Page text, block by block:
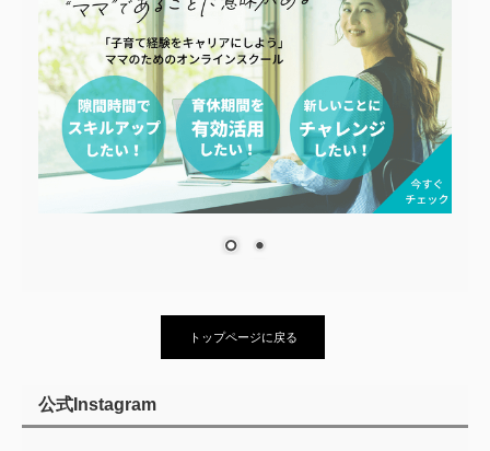
トップページに戻る
公式Instagram